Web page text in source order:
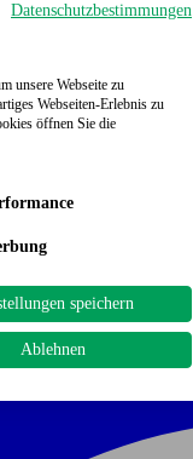
Datenschutzbestimmungen
unsere Webseite zu
Webseiten-Erlebnis zu
öffnen Sie die
speichern
Ablehnen